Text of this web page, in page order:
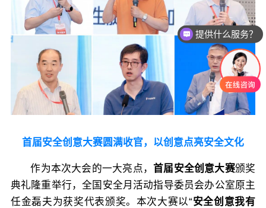
首届安全创意大赛圆满收官，以创意点亮安全文化
作为本次大会的一大亮点，首届安全创意大赛颁奖
典礼隆重举行，全国安全月活动指导委员会办公室原主
任金磊夫为获奖代表颁奖。本次大赛以“安全创意我有
提供什么服务？